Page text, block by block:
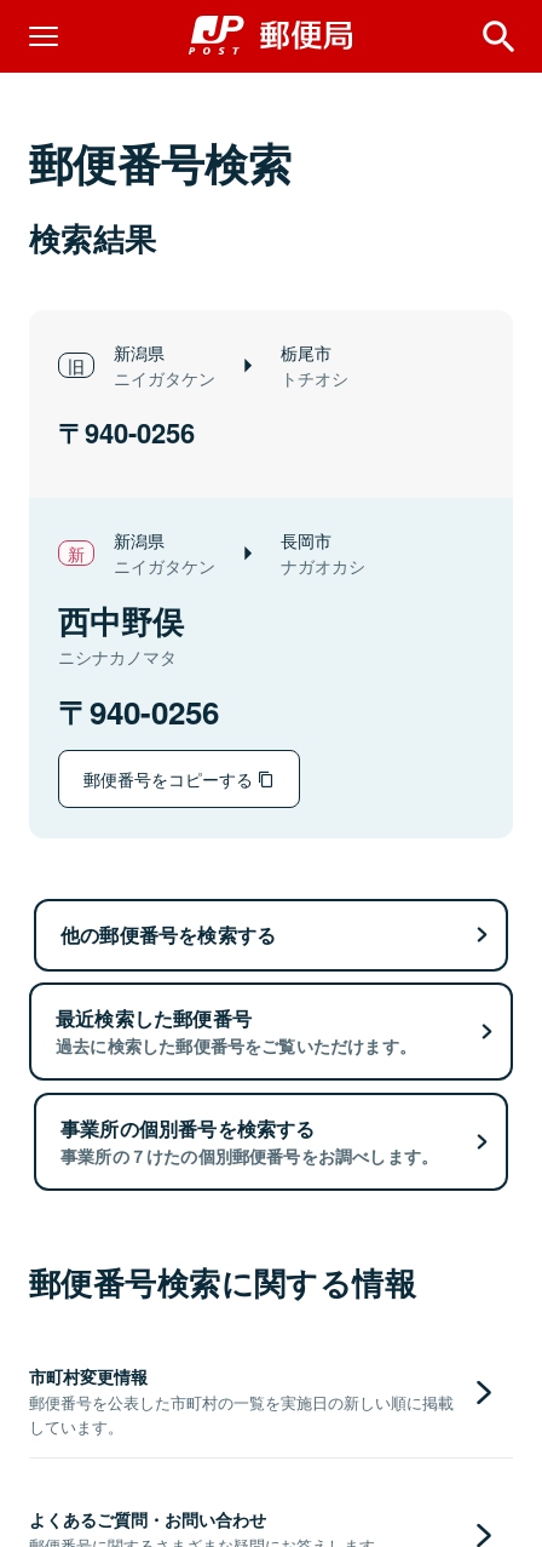
郵便番号検索
検索結果
新潟県
ニイガタケン
栃尾市
トチオシ
940-0256
新潟県
ニイガタケン
長岡市
ナガオカシ
西中野俣
ニシナカノマタ
940-0256
郵便番号をコピーする
他の郵便番号を検索する
最近検索した郵便番号
過去に検索した郵便番号をご覧いただけます。
事業所の個別番号を検索する
事業所の７けたの個別郵便番号をお調べします。
郵便番号検索に関する情報
市町村変更情報
郵便番号を公表した市町村の一覧を実施日の新しい順に掲載
しています。
よくあるご質問・お問い合わせ